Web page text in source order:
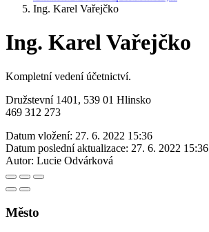
Ing. Karel Vařejčko
Ing. Karel Vařejčko
Kompletní vedení účetnictví.
Družstevní 1401, 539 01 Hlinsko
469 312 273
Datum vložení: 27. 6. 2022 15:36
Datum poslední aktualizace: 27. 6. 2022 15:36
Autor: Lucie Odvárková
Město